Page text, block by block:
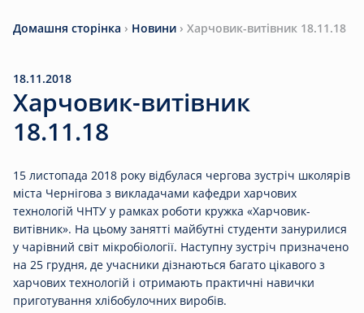
Домашня сторінка › Новини › Харчовик-витівник 18.11.18
18.11.2018
Харчовик-витівник
18.11.18
15 листопада 2018 року відбулася чергова зустріч школярів
міста Чернігова з викладачами кафедри харчових
технологій ЧНТУ у рамках роботи кружка «Харчовик-
витівник». На цьому занятті майбутні студенти занурилися
у чарівний світ мікробіології. Наступну зустріч призначено
на 25 грудня, де учасники дізнаються багато цікавого з
харчових технологій і отримають практичні навички
приготування хлібобулочних виробів.